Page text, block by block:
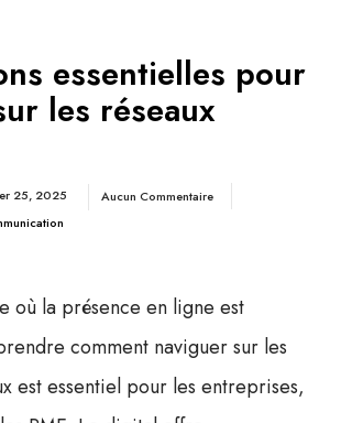
essentielles pour
les réseaux
25, 2025
Aucun Commentaire
où la présence en ligne est
comment naviguer sur les
est essentiel pour les entreprises,